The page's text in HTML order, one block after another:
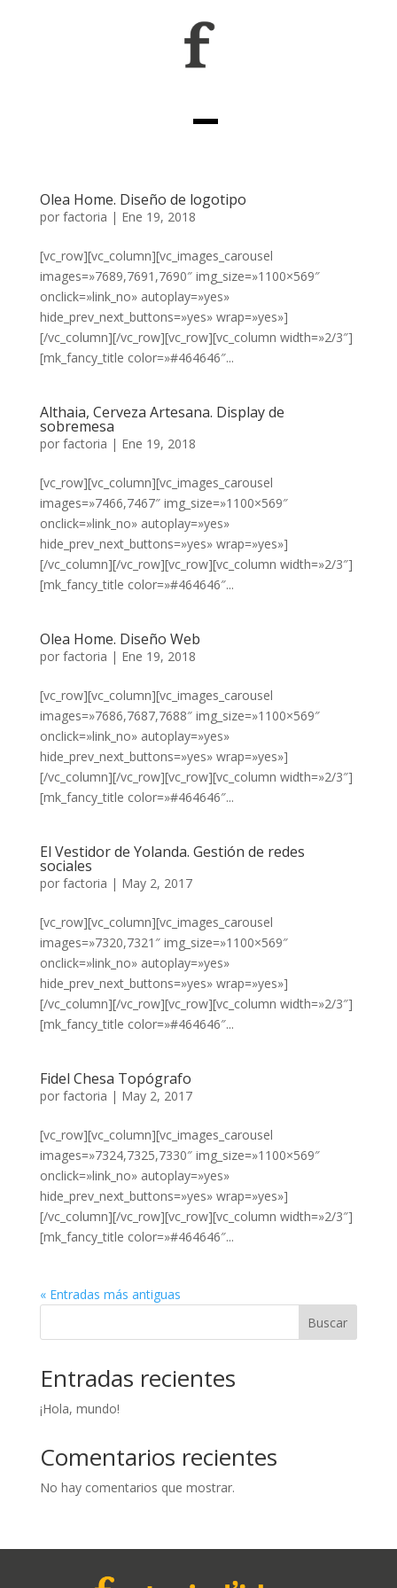
Olea Home. Diseño de logotipo
por factoria | Ene 19, 2018
[vc_row][vc_column][vc_images_carousel
images=»7689,7691,7690″ img_size=»1100×569″
onclick=»link_no» autoplay=»yes»
hide_prev_next_buttons=»yes» wrap=»yes»]
[/vc_column][/vc_row][vc_row][vc_column width=»2/3″]
[mk_fancy_title color=»#464646″...
Althaia, Cerveza Artesana. Display de
sobremesa
por factoria | Ene 19, 2018
[vc_row][vc_column][vc_images_carousel
images=»7466,7467″ img_size=»1100×569″
onclick=»link_no» autoplay=»yes»
hide_prev_next_buttons=»yes» wrap=»yes»]
[/vc_column][/vc_row][vc_row][vc_column width=»2/3″]
[mk_fancy_title color=»#464646″...
Olea Home. Diseño Web
por factoria | Ene 19, 2018
[vc_row][vc_column][vc_images_carousel
images=»7686,7687,7688″ img_size=»1100×569″
onclick=»link_no» autoplay=»yes»
hide_prev_next_buttons=»yes» wrap=»yes»]
[/vc_column][/vc_row][vc_row][vc_column width=»2/3″]
[mk_fancy_title color=»#464646″...
El Vestidor de Yolanda. Gestión de redes
sociales
por factoria | May 2, 2017
[vc_row][vc_column][vc_images_carousel
images=»7320,7321″ img_size=»1100×569″
onclick=»link_no» autoplay=»yes»
hide_prev_next_buttons=»yes» wrap=»yes»]
[/vc_column][/vc_row][vc_row][vc_column width=»2/3″]
[mk_fancy_title color=»#464646″...
Fidel Chesa Topógrafo
por factoria | May 2, 2017
[vc_row][vc_column][vc_images_carousel
images=»7324,7325,7330″ img_size=»1100×569″
onclick=»link_no» autoplay=»yes»
hide_prev_next_buttons=»yes» wrap=»yes»]
[/vc_column][/vc_row][vc_row][vc_column width=»2/3″]
[mk_fancy_title color=»#464646″...
« Entradas más antiguas
Buscar
Entradas recientes
¡Hola, mundo!
Comentarios recientes
No hay comentarios que mostrar.